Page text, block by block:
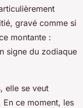
gravé comme si
montante :
signe du zodiaque
elle se veut
ce moment, les